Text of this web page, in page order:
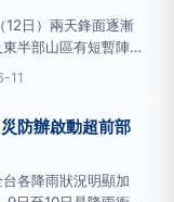
12日）兩天鋒面逐漸
半部山區有短暫陣雨
機率，其他地區及澎
間至晚上，請注意雷
11
防辦啟動超前部
各降雨狀況明顯加